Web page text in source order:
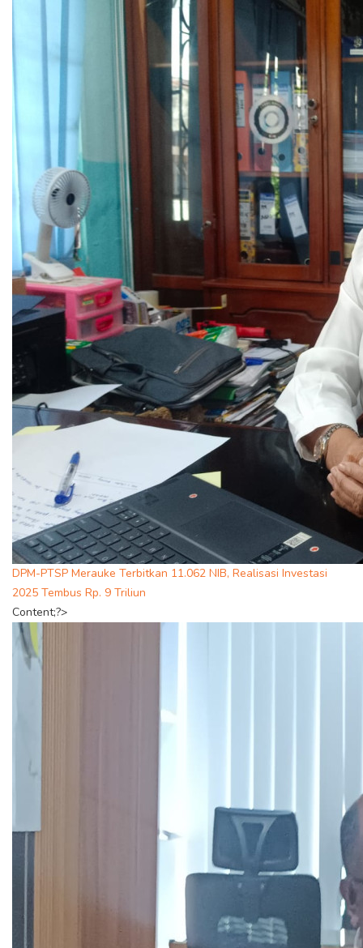
DPM-PTSP Merauke Terbitkan 11.062 NIB, Realisasi Investasi
2025 Tembus Rp. 9 Triliun
Content;?>